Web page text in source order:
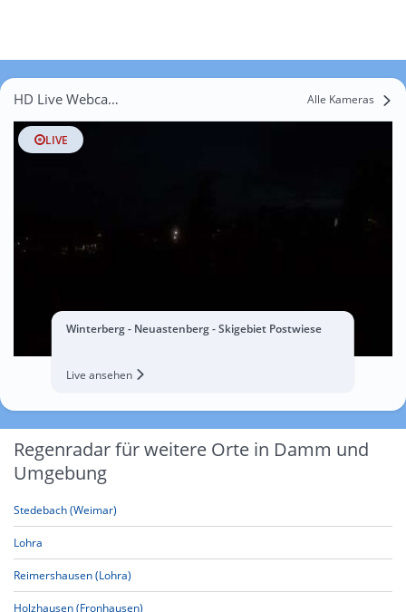
HD Live Webcams Damm Alle Kameras
LIVE
Winterberg - Neuastenberg - Skigebiet Postwiese
Live ansehen
Regenradar für weitere Orte in Damm und
Umgebung
Stedebach (Weimar)
Lohra
Reimershausen (Lohra)
Holzhausen (Fronhausen)